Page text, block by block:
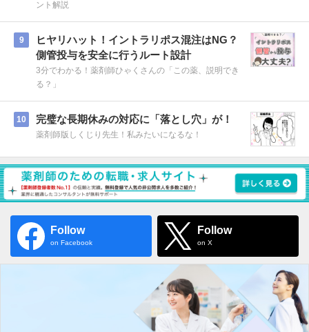
ント解説
9
ヒヤリハット！イントラリポス混注はNG？
側管投与を安全に行うルート設計
3分でわかる！薬剤師ひゃくさんの「この薬、説明でき
る？」
10 完璧な長期休みの対応に「落とし穴」が！
薬剤師版しくじり先生！私みたいになるな！
Follow
on Facebook
Follow
on X